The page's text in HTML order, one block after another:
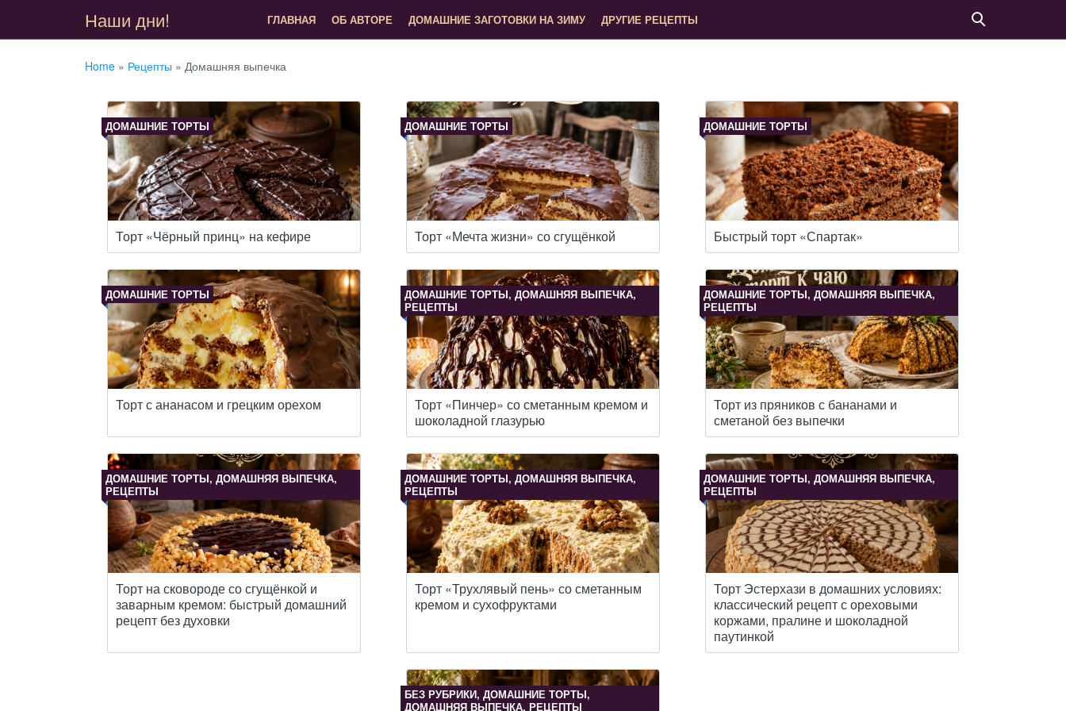
Наши дни! ГЛАВНАЯ ОБ АВТОРЕ ДОМАШНИЕ ЗАГОТОВКИ НА ЗИМУ ДРУГИЕ РЕЦЕПТЫ
Home » Рецепты » Домашняя выпечка
ДОМАШНИЕ ТОРТЫ
Торт «Чёрный принц» на кефире
ДОМАШНИЕ ТОРТЫ
Торт «Мечта жизни» со сгущёнкой
ДОМАШНИЕ ТОРТЫ
Быстрый торт «Спартак»
ДОМАШНИЕ ТОРТЫ
Торт с ананасом и грецким орехом
ДОМАШНИЕ ТОРТЫ, ДОМАШНЯЯ ВЫПЕЧКА,
РЕЦЕПТЫ
Торт «Пинчер» со сметанным кремом и
шоколадной глазурью
ДОМАШНИЕ ТОРТЫ, ДОМАШНЯЯ ВЫПЕЧКА,
РЕЦЕПТЫ
Торт из пряников с бананами и
сметаной без выпечки
ДОМАШНИЕ ТОРТЫ, ДОМАШНЯЯ ВЫПЕЧКА,
РЕЦЕПТЫ
Торт на сковороде со сгущёнкой и
заварным кремом: быстрый домашний
рецепт без духовки
ДОМАШНИЕ ТОРТЫ, ДОМАШНЯЯ ВЫПЕЧКА,
РЕЦЕПТЫ
Торт «Трухлявый пень» со сметанным
кремом и сухофруктами
ДОМАШНИЕ ТОРТЫ, ДОМАШНЯЯ ВЫПЕЧКА,
РЕЦЕПТЫ
Торт Эстерхази в домашних условиях:
классический рецепт с ореховыми
коржами, пралине и шоколадной
паутинкой
БЕЗ РУБРИКИ, ДОМАШНИЕ ТОРТЫ,
ДОМАШНЯЯ ВЫПЕЧКА, РЕЦЕПТЫ